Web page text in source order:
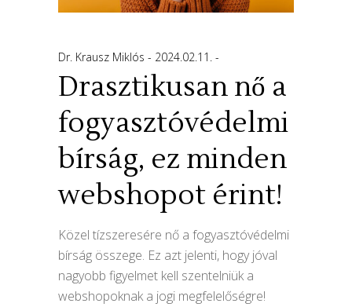
Dr. Krausz Miklós 2024.02.11.
Drasztikusan nő a
fogyasztóvédelmi
bírság, ez minden
webshopot érint!
Közel tízszeresére nő a fogyasztóvédelmi
bírság összege. Ez azt jelenti, hogy jóval
nagyobb figyelmet kell szentelniük a
webshopoknak a jogi megfelelőségre!